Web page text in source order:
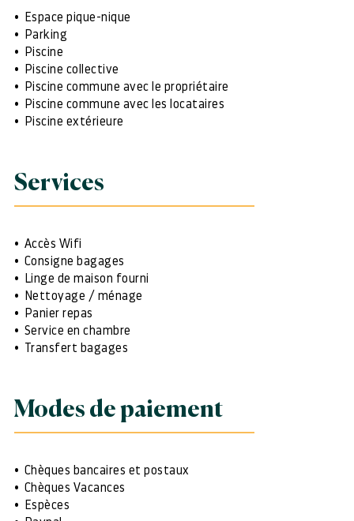
Espace pique-nique
Parking
Piscine
Piscine collective
Piscine commune avec le propriétaire
Piscine commune avec les locataires
Piscine extérieure
Services
Accès Wifi
Consigne bagages
Linge de maison fourni
Nettoyage / ménage
Panier repas
Service en chambre
Transfert bagages
Modes de paiement
Chèques bancaires et postaux
Chèques Vacances
Espèces